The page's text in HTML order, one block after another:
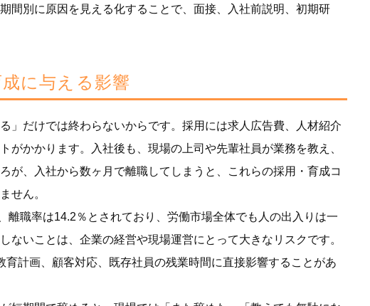
間別に原因を見える化することで、面接、入社前説明、初期研
に与える影響
」だけでは終わらないからです。採用には求人広告費、人材紹介
かかります。入社後も、現場の上司や先輩社員が業務を教え、
が、入社から数ヶ月で離職してしまうと、これらの採用・育成コ
せん。
職率は14.2％とされており、労働市場全体でも人の出入りは一
いことは、企業の経営や現場運営にとって大きなリスクです。
計画、顧客対応、既存社員の残業時間に直接影響することがあ